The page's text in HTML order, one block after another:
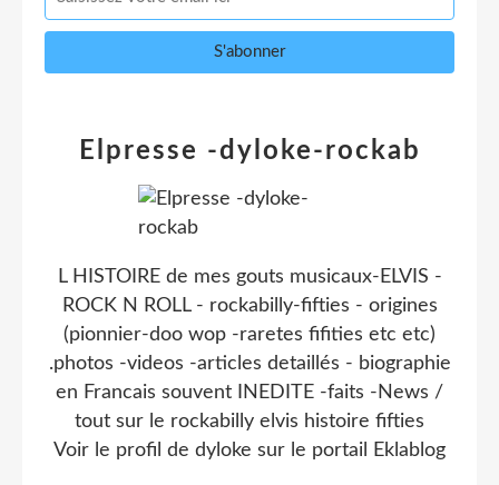
Elpresse -dyloke-rockab
L HISTOIRE de mes gouts musicaux-ELVIS -
ROCK N ROLL - rockabilly-fifties - origines
(pionnier-doo wop -raretes fifities etc etc)
.photos -videos -articles detaillés - biographie
en Francais souvent INEDITE -faits -News /
tout sur le rockabilly elvis histoire fifties
Voir le profil de dyloke sur le portail Eklablog